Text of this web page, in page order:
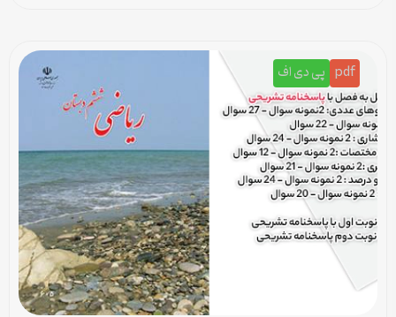
pdf پی دی اف